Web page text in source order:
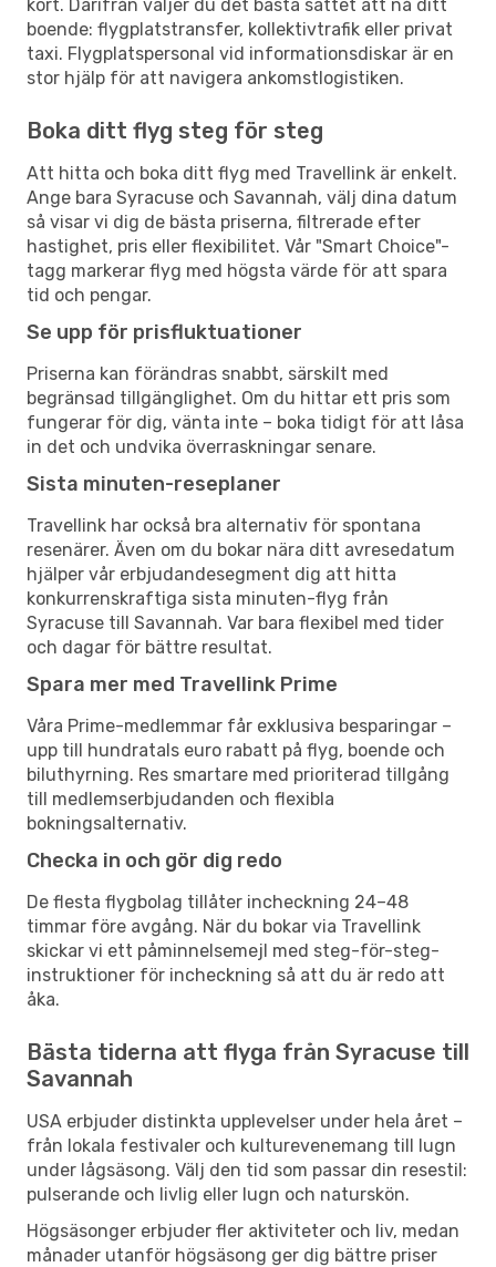
kort. Därifrån väljer du det bästa sättet att nå ditt
boende: flygplatstransfer, kollektivtrafik eller privat
taxi. Flygplatspersonal vid informationsdiskar är en
stor hjälp för att navigera ankomstlogistiken.
Boka ditt flyg steg för steg
Att hitta och boka ditt flyg med Travellink är enkelt.
Ange bara Syracuse och Savannah, välj dina datum
så visar vi dig de bästa priserna, filtrerade efter
hastighet, pris eller flexibilitet. Vår "Smart Choice"-
tagg markerar flyg med högsta värde för att spara
tid och pengar.
Se upp för prisfluktuationer
Priserna kan förändras snabbt, särskilt med
begränsad tillgänglighet. Om du hittar ett pris som
fungerar för dig, vänta inte – boka tidigt för att låsa
in det och undvika överraskningar senare.
Sista minuten-reseplaner
Travellink har också bra alternativ för spontana
resenärer. Även om du bokar nära ditt avresedatum
hjälper vår erbjudandesegment dig att hitta
konkurrenskraftiga sista minuten-flyg från
Syracuse till Savannah. Var bara flexibel med tider
och dagar för bättre resultat.
Spara mer med Travellink Prime
Våra Prime-medlemmar får exklusiva besparingar –
upp till hundratals euro rabatt på flyg, boende och
biluthyrning. Res smartare med prioriterad tillgång
till medlemserbjudanden och flexibla
bokningsalternativ.
Checka in och gör dig redo
De flesta flygbolag tillåter incheckning 24–48
timmar före avgång. När du bokar via Travellink
skickar vi ett påminnelsemejl med steg-för-steg-
instruktioner för incheckning så att du är redo att
åka.
Bästa tiderna att flyga från Syracuse till
Savannah
USA erbjuder distinkta upplevelser under hela året –
från lokala festivaler och kulturevenemang till lugn
under lågsäsong. Välj den tid som passar din resestil:
pulserande och livlig eller lugn och naturskön.
Högsäsonger erbjuder fler aktiviteter och liv, medan
månader utanför högsäsong ger dig bättre priser